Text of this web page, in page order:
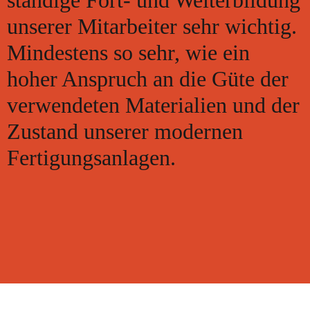
unserer Mitarbeiter sehr wichtig.
Mindestens so sehr, wie ein
hoher Anspruch an die Güte der
verwendeten Materialien und der
Zustand unserer modernen
Fertigungsanlagen.